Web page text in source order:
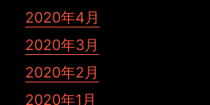
2020年4月
2020年3月
2020年2月
2020年1月